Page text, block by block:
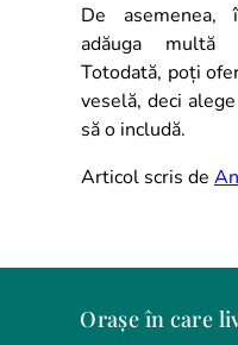
De asemenea,
adăuga multă
Totodată, poți
veselă, deci
să o includă.
Articol scris de
Orașe în care